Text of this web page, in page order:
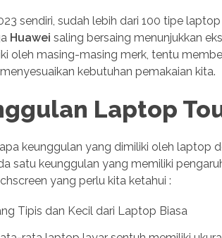
sendiri, sudah lebih dari 100 tipe
Huawei saling bersaing menunjukkan
oleh masing-masing merk, tentu
kebutuhan pemakaian kita.
Laptop
keunggulan yang dimiliki oleh laptop
satu keunggulan yang memiliki
yang perlu kita ketahui :
Tipis dan Kecil dari Laptop Biasa